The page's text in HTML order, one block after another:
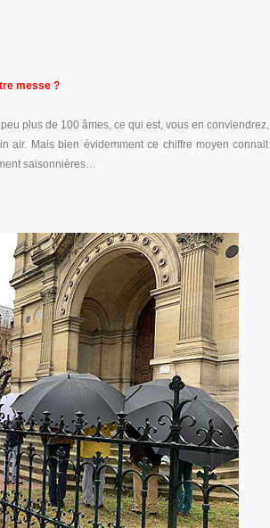
messe ?
plus de 100 âmes, ce qui est, vous en conviendrez,
air. Mais bien évidemment ce chiffre moyen connait
saisonnières…